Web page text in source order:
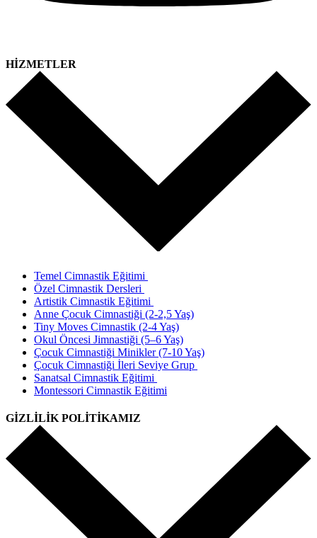
HİZMETLER
Temel Cimnastik Eğitimi
Özel Cimnastik Dersleri
Artistik Cimnastik Eğitimi
Anne Çocuk Cimnastiği (2-2,5 Yaş)
Tiny Moves Cimnastik (2-4 Yaş)
Okul Öncesi Jimnastiği (5–6 Yaş)
Çocuk Cimnastiği Minikler (7-10 Yaş)
Çocuk Cimnastiği İleri Seviye Grup
Sanatsal Cimnastik Eğitimi
Montessori Cimnastik Eğitimi
GİZLİLİK POLİTİKAMIZ